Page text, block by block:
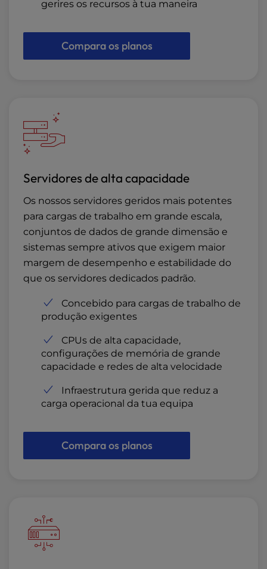
gerires os recursos à tua maneira
Compara os planos
Servidores de alta capacidade
Os nossos servidores geridos mais potentes
para cargas de trabalho em grande escala,
conjuntos de dados de grande dimensão e
sistemas sempre ativos que exigem maior
margem de desempenho e estabilidade do
que os servidores dedicados padrão.
Concebido para cargas de trabalho de
produção exigentes
CPUs de alta capacidade,
configurações de memória de grande
capacidade e redes de alta velocidade
Infraestrutura gerida que reduz a
carga operacional da tua equipa
Compara os planos